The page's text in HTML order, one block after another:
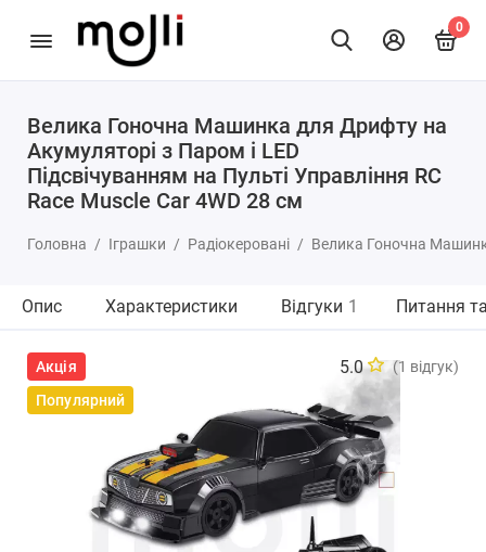
0
Велика Гоночна Машинка для Дрифту на
Акумуляторі з Паром і LED
Підсвічуванням на Пульті Управління RC
Race Muscle Car 4WD 28 см
Головна Іграшки Радіокеровані Велика Гоночна
Опис Характеристики Відгуки 1 Питання
Акція
Популярний
5.0 (1 відгук)